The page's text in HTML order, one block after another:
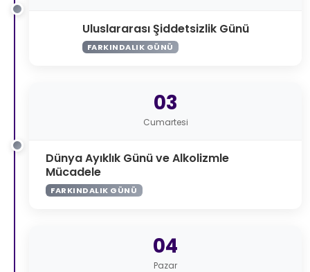
Uluslararası Şiddetsizlik Günü
FARKINDALIK GÜNÜ
03
Cumartesi
Dünya Ayıklık Günü ve Alkolizmle
Mücadele
FARKINDALIK GÜNÜ
04
Pazar